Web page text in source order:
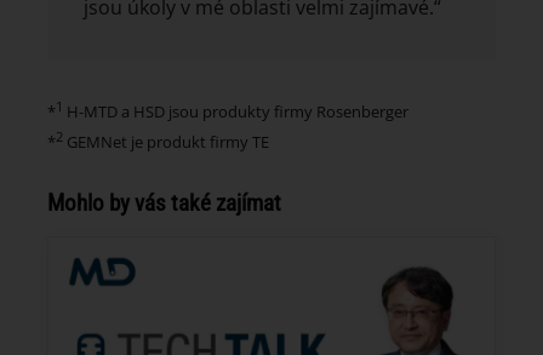
jsou úkoly v mé oblasti velmi zajímavé.“
*1 H-MTD a HSD jsou produkty firmy Rosenberger
*2 GEMNet je produkt firmy TE
Mohlo by vás také zajímat